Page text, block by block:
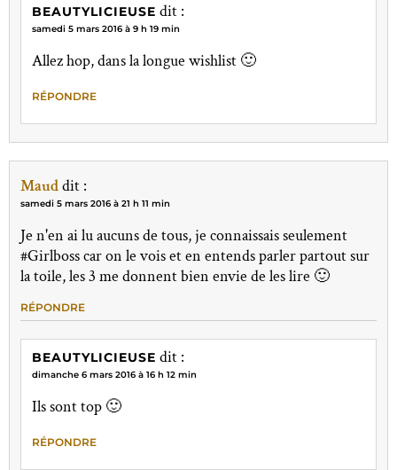
BEAUTYLICIEUSE dit :
samedi 5 mars 2016 à 9 h 19 min
Allez hop, dans la longue wishlist 🙂
RÉPONDRE
Mauddit :
samedi 5 mars 2016 à 21 h 11 min
Je n'en ai lu aucuns de tous, je connaissais seulement
#Girlboss car on le vois et en entends parler partout sur
la toile, les 3 me donnent bien envie de les lire 🙂
RÉPONDRE
BEAUTYLICIEUSE dit :
dimanche 6 mars 2016 à 16 h 12 min
Ils sont top 🙂
RÉPONDRE